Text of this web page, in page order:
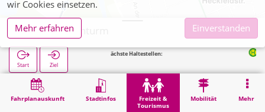
Fahrplanauskunft Stadtinfos
Freizeit &
Tourismus
Mobilität Mehr
Jülich, Hexenturm
Start Ziel
Nächste Haltestellen: Walramplatz
Freizeit & Tourismus Kultur Jülich, Hexenturm
wir Cookies einsetzen.
Mehr erfahren
Einverstanden